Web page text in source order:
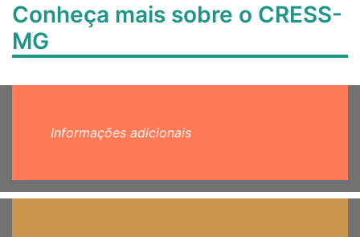
Conheça mais sobre o CRESS-
MG
Informações adicionais